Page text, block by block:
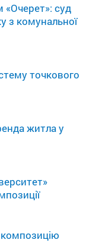
суд
з комунальної
точкового
житла у